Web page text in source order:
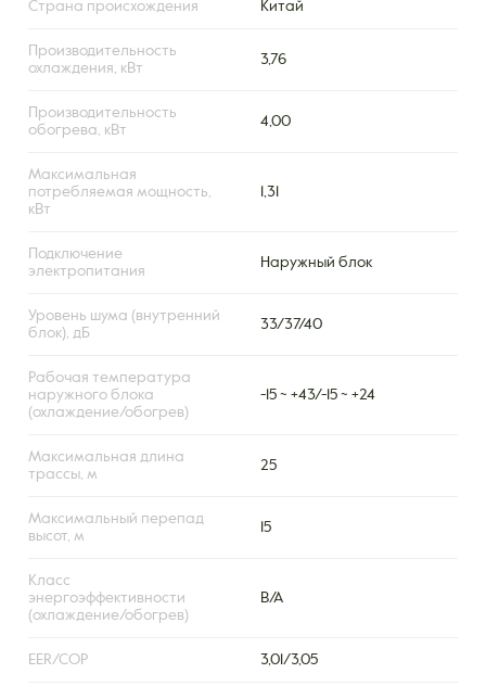
Страна происхождения Китай
Производительность
охлаждения, кВт
3,76
Производительность
обогрева, кВт
4,00
Максимальная
потребляемая мощность,
кВт
1,31
Подключение
электропитания
Наружный блок
Уровень шума (внутренний
блок), дБ
33/37/40
Рабочая температура
наружного блока
(охлаждение/обогрев)
-15 ~ +43/-15 ~ +24
Максимальная длина
трассы, м
25
Максимальный перепад
высот, м
15
Класс
энергоэффективности
(охлаждение/обогрев)
B/A
EER/COP 3,01/3,05